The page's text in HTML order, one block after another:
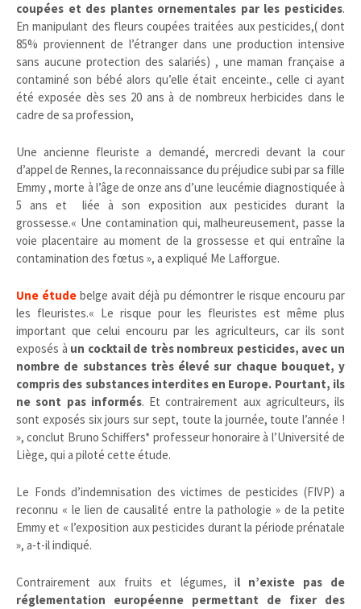
coupées et des plantes ornementales par les pesticides.
En manipulant des fleurs coupées traitées aux pesticides,( dont
85% proviennent de l’étranger dans une production intensive
sans aucune protection des salariés) , une maman française a
contaminé son bébé alors qu’elle était enceinte., celle ci ayant
été exposée dès ses 20 ans à de nombreux herbicides dans le
cadre de sa profession,
Une ancienne fleuriste a demandé, mercredi devant la cour
d’appel de Rennes, la reconnaissance du préjudice subi par sa fille
Emmy , morte à l’âge de onze ans d’une leucémie diagnostiquée à
5 ans et liée à son exposition aux pesticides durant la
grossesse.« Une contamination qui, malheureusement, passe la
voie placentaire au moment de la grossesse et qui entraîne la
contamination des fœtus », a expliqué Me Lafforgue.
Une étude belge avait déjà pu démontrer le risque encouru par
les fleuristes.« Le risque pour les fleuristes est même plus
important que celui encouru par les agriculteurs, car ils sont
exposés à un cocktail de très nombreux pesticides, avec un
nombre de substances très élevé sur chaque bouquet, y
compris des substances interdites en Europe. Pourtant, ils
ne sont pas informés. Et contrairement aux agriculteurs, ils
sont exposés six jours sur sept, toute la journée, toute l’année !
», conclut Bruno Schiffers* professeur honoraire à l’Université de
Liège, qui a piloté cette étude.
Le Fonds d’indemnisation des victimes de pesticides (FIVP) a
reconnu « le lien de causalité entre la pathologie » de la petite
Emmy et « l’exposition aux pesticides durant la période prénatale
», a-t-il indiqué.
Contrairement aux fruits et légumes, il n’existe pas de
réglementation européenne permettant de fixer des